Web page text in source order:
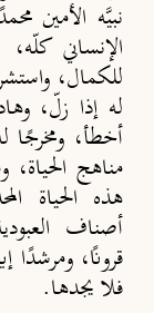
نبيَّه الأمين
الإنساني
للكمال،
له إذا زلّ،
أخطأ، ومخرجًا
مناهج
هذه الحياة
أصناف
قرونًا، ومرشدًا
فلا يجدها.